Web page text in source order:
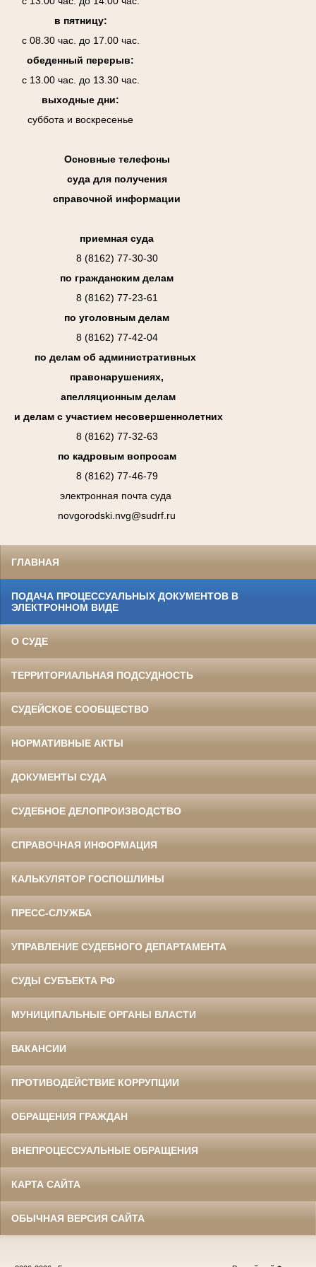
в пятницу:
с 08.30 час. до 17.00 час.
обеденный перерыв:
с 13.00 час. до 13.30 час.
выходные дни:
суббота и воскресенье
Основные телефоны
суда для получения
справочной информации
приемная суда
8 (8162) 77-30-30
по гражданским делам
8 (8162) 77-23-61
по уголовным делам
8 (8162) 77-42-04
по делам об административных
правонарушениях,
апелляционным делам
и делам с участием несовершеннолетних
8 (8162) 77-32-63
по кадровым вопросам
8 (8162) 77-46-79
электронная почта суда
novgorodski.nvg@sudrf.ru
ГЛАВНАЯ
ПОДАЧА ПРОЦЕССУАЛЬНЫХ ДОКУМЕНТОВ В
ЭЛЕКТРОННОМ ВИДЕ
О СУДЕ
ТЕРРИТОРИАЛЬНАЯ ПОДСУДНОСТЬ
СУДЕЙСКОЕ СООБЩЕСТВО
НОРМАТИВНЫЕ АКТЫ
ДОКУМЕНТЫ СУДА
СУДЕБНОЕ ДЕЛОПРОИЗВОДСТВО
СПРАВОЧНАЯ ИНФОРМАЦИЯ
КАЛЬКУЛЯТОР ГОСПОШЛИНЫ
ПРЕСС-СЛУЖБА
УПРАВЛЕНИЕ СУДЕБНОГО ДЕПАРТАМЕНТА
СУДЫ СУБЪЕКТА РФ
МУНИЦИПАЛЬНЫЕ ОРГАНЫ ВЛАСТИ
ВАКАНСИИ
ПРОТИВОДЕЙСТВИЕ КОРРУПЦИИ
ОБРАЩЕНИЯ ГРАЖДАН
ВНЕПРОЦЕССУАЛЬНЫЕ ОБРАЩЕНИЯ
КАРТА САЙТА
ОБЫЧНАЯ ВЕРСИЯ САЙТА